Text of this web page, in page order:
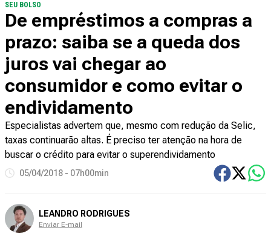
SEU BOLSO
De empréstimos a compras a
prazo: saiba se a queda dos
juros vai chegar ao
consumidor e como evitar o
endividamento
Especialistas advertem que, mesmo com redução da Selic,
taxas continuarão altas. É preciso ter atenção na hora de
buscar o crédito para evitar o superendividamento
05/04/2018 - 07h00min
LEANDRO RODRIGUES
Enviar E-mail